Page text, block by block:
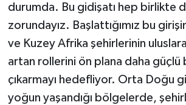
durumda. Bu gidişatı hep birlikte
zorundayız. Başlattığımız bu
ve Kuzey Afrika şehirlerinin
artan rollerini ön plana daha güçlü
çıkarmayı hedefliyor. Orta Doğu
yoğun yaşandığı bölgelerde,